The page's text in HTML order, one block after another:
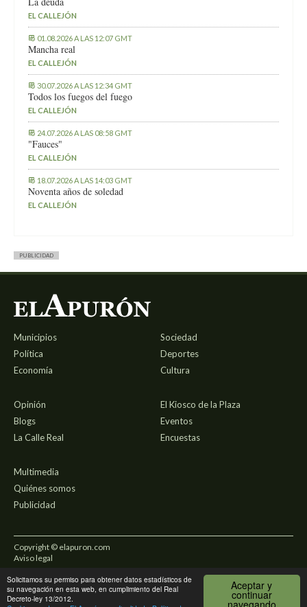
Aceptar y
continuar
navegando
Solicitamos su permiso para obtener datos estadísticos de
su navegación en esta web, en cumplimiento del Real
Decreto-ley 13/2012.
EL CALLEJÓN
01.08.2026 A LAS 12:07 GMT
Mancha real
EL CALLEJÓN
30.07.2026 A LAS 12:34 GMT
Todos los fuegos del fuego
EL CALLEJÓN
24.07.2026 A LAS 08:58 GMT
"Fauces"
EL CALLEJÓN
18.07.2026 A LAS 14:03 GMT
Noventa años de soledad
EL CALLEJÓN
PUBLICIDAD
Municipios
Política
Economía
Sociedad
Deportes
Cultura
Opinión
Blogs
La Calle Real
El Kiosco de la Plaza
Eventos
Encuestas
Multimedia
Quiénes somos
Publicidad
Copyright © elapuron.com
Aviso legal
Política de privacidad